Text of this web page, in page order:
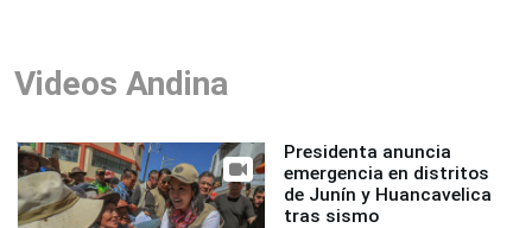
Videos Andina
Presidenta anuncia
emergencia en distritos
de Junín y Huancavelica
tras sismo